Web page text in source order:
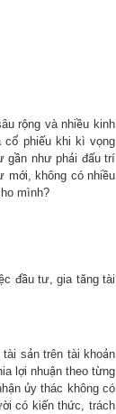
rộng và nhiều kinh
cổ phiếu khi kì vọng
gần như phải đấu trí
mới, không có nhiều
mình?
đầu tư, gia tăng tài
sản trên tài khoản
lợi nhuận theo từng
ủy thác không có
có kiến thức, trách